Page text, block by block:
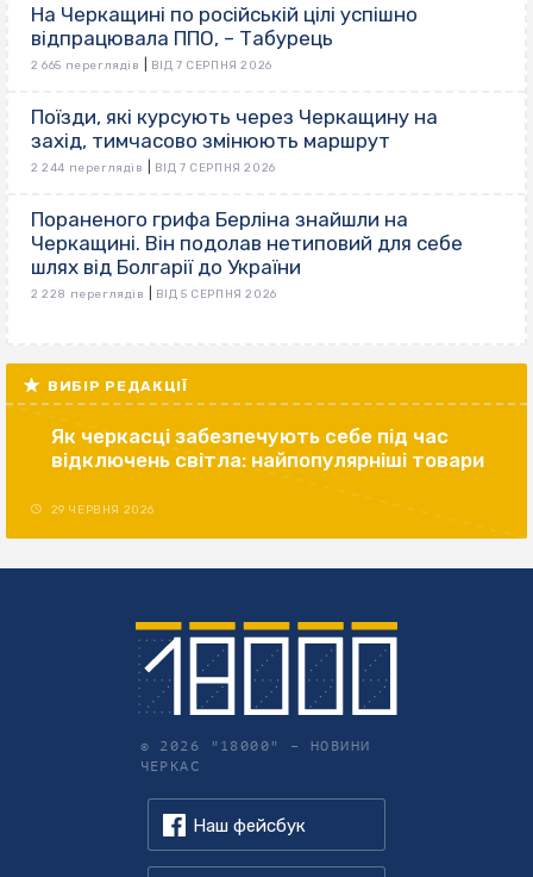
На Черкащині по російській цілі успішно
відпрацювала ППО, – Табурець
2 665 переглядів ВІД 7 СЕРПНЯ 2026
Поїзди, які курсують через Черкащину на
захід, тимчасово змінюють маршрут
2 244 переглядів ВІД 7 СЕРПНЯ 2026
Пораненого грифа Берліна знайшли на
Черкащині. Він подолав нетиповий для себе
шлях від Болгарії до України
2 228 переглядів ВІД 5 СЕРПНЯ 2026
ВИБІР РЕДАКЦІЇ
Як черкасці забезпечують себе під час
відключень світла: найпопулярніші товари
29 ЧЕРВНЯ 2026
© 2026 "18000" – НОВИНИ
ЧЕРКАС
Наш фейсбук